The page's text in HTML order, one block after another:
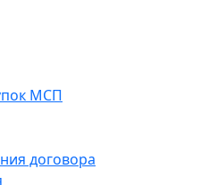
МСП
договора